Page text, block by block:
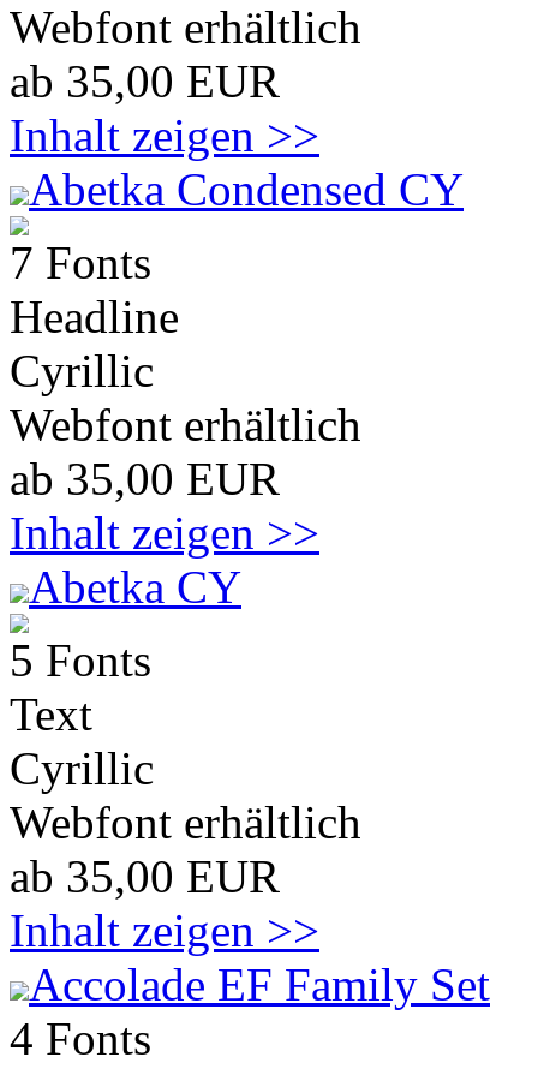
Webfont erhältlich
ab 35,00 EUR
Inhalt zeigen >>
Abetka Condensed CY
7 Fonts
Headline
Cyrillic
Webfont erhältlich
ab 35,00 EUR
Inhalt zeigen >>
Abetka CY
5 Fonts
Text
Cyrillic
Webfont erhältlich
ab 35,00 EUR
Inhalt zeigen >>
Accolade EF Family Set
4 Fonts